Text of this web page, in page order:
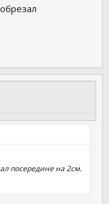
посередине на 2см.